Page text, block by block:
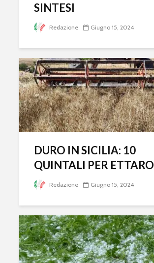
SINTESI
Redazione Giugno 15, 2024
DURO IN SICILIA: 10
QUINTALI PER ETTARO
Redazione Giugno 15, 2024